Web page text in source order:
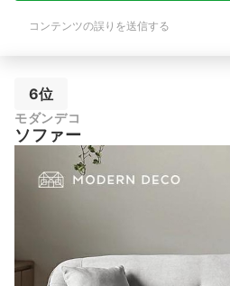
コンテンツの誤りを送信する
6位
モダンデコ
ソファー